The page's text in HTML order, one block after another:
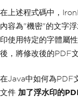
在上述程式碼中，
內容為"機密"的文字
印使用特定的字體屬
後，將修改後的PDF
在Java中如何為PDF
文件 加了浮水印的